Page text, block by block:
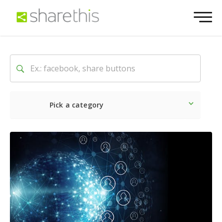
Pick a category
Dernière Sociale